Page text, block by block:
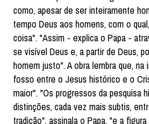
como, apesar de ser inteiramente
tempo Deus aos homens, com o
coisa". "Assim - explica o Papa -
se visível Deus e, a partir de Deus,
homem justo". A obra lembra que,
fosso entre o Jesus histórico e o
maior". "Os progressos da pesquisa
distinções, cada vez mais subtis,
tradição", assinala o Papa, "e a